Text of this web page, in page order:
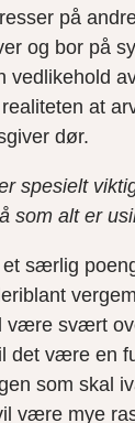
på
og bor på
vedlikehold
at
dør.
spesielt
som alt er
særlig
være svært
det være en
som skal
være mye